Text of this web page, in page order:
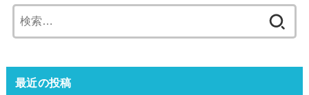
索:
最近の投稿